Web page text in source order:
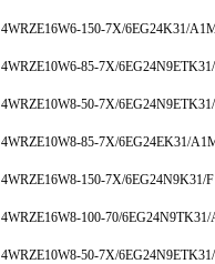
4WRZE16W6-150-7X/6EG24K31/
4WRZE10W6-85-7X/
4WRZE10W8-50-7X/
4WRZE10W8-85-7X/6EG24EK31/
4WRZE16W8-150-7X/6EG24N9K31/
4WRZE16W8-100-70/
4WRZE10W8-50-7X/